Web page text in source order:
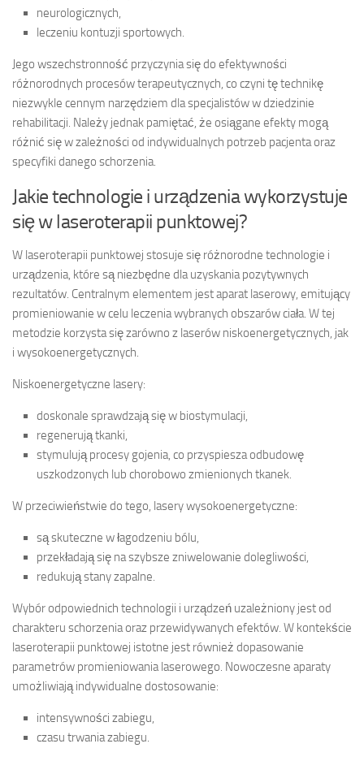
neurologicznych,
leczeniu kontuzji sportowych.
Jego wszechstronność przyczynia się do efektywności
różnorodnych procesów terapeutycznych, co czyni tę technikę
niezwykle cennym narzędziem dla specjalistów w dziedzinie
rehabilitacji. Należy jednak pamiętać, że osiągane efekty mogą
różnić się w zależności od indywidualnych potrzeb pacjenta oraz
specyfiki danego schorzenia.
Jakie technologie i urządzenia wykorzystuje
się w laseroterapii punktowej?
W laseroterapii punktowej stosuje się różnorodne technologie i
urządzenia, które są niezbędne dla uzyskania pozytywnych
rezultatów. Centralnym elementem jest aparat laserowy, emitujący
promieniowanie w celu leczenia wybranych obszarów ciała. W tej
metodzie korzysta się zarówno z laserów niskoenergetycznych, jak
i wysokoenergetycznych.
Niskoenergetyczne lasery:
doskonale sprawdzają się w biostymulacji,
regenerują tkanki,
stymulują procesy gojenia, co przyspiesza odbudowę
uszkodzonych lub chorobowo zmienionych tkanek.
W przeciwieństwie do tego, lasery wysokoenergetyczne:
są skuteczne w łagodzeniu bólu,
przekładają się na szybsze zniwelowanie dolegliwości,
redukują stany zapalne.
Wybór odpowiednich technologii i urządzeń uzależniony jest od
charakteru schorzenia oraz przewidywanych efektów. W kontekście
laseroterapii punktowej istotne jest również dopasowanie
parametrów promieniowania laserowego. Nowoczesne aparaty
umożliwiają indywidualne dostosowanie:
intensywności zabiegu,
czasu trwania zabiegu.